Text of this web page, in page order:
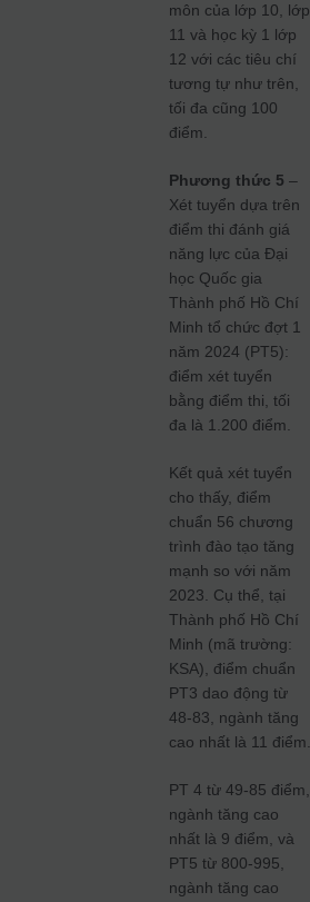
môn của lớp 10, lớp
11 và học kỳ 1 lớp
12 với các tiêu chí
tương tự như trên,
tối đa cũng 100
điểm.
Phương thức 5–
Xét tuyển dựa trên
điểm thi đánh giá
năng lực của Đại
học Quốc gia
Thành phố Hồ Chí
Minh tổ chức đợt 1
năm 2024 (PT5):
điểm xét tuyển
bằng điểm thi, tối
đa là 1.200 điểm.
Kết quả xét tuyển
cho thấy, điểm
chuẩn 56 chương
trình đào tạo tăng
mạnh so với năm
2023. Cụ thể, tại
Thành phố Hồ Chí
Minh (mã trường:
KSA), điểm chuẩn
PT3 dao động từ
48-83, ngành tăng
cao nhất là 11 điểm.
PT 4 từ 49-85 điểm,
ngành tăng cao
nhất là 9 điểm, và
PT5 từ 800-995,
ngành tăng cao